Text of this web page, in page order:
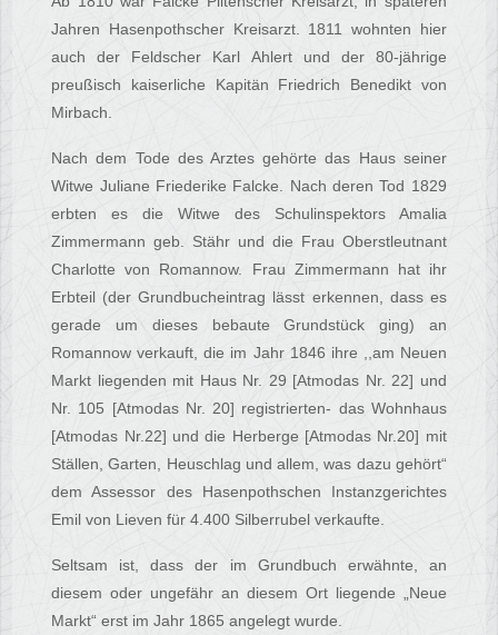
Jahren Hasenpothscher Kreisarzt. 1811 wohnten hier
auch der Feldscher Karl Ahlert und der 80-jährige
preußisch kaiserliche Kapitän Friedrich Benedikt von
Mirbach.
Nach dem Tode des Arztes gehörte das Haus seiner
Witwe Juliane Friederike Falcke. Nach deren Tod 1829
erbten es die Witwe des Schulinspektors Amalia
Zimmermann geb. Stähr und die Frau Oberstleutnant
Charlotte von Romannow. Frau Zimmermann hat ihr
Erbteil (der Grundbucheintrag lässt erkennen, dass es
gerade um dieses bebaute Grundstück ging) an
Romannow verkauft, die im Jahr 1846 ihre ,,am Neuen
Markt liegenden mit Haus Nr. 29 [Atmodas Nr. 22] und
Nr. 105 [Atmodas Nr. 20] registrierten- das Wohnhaus
[Atmodas Nr.22] und die Herberge [Atmodas Nr.20] mit
Ställen, Garten, Heuschlag und allem, was dazu gehört“
dem Assessor des Hasenpothschen Instanzgerichtes
Emil von Lieven für 4.400 Silberrubel verkaufte.
Seltsam ist, dass der im Grundbuch erwähnte, an
diesem oder ungefähr an diesem Ort liegende „Neue
Markt“ erst im Jahr 1865 angelegt wurde.